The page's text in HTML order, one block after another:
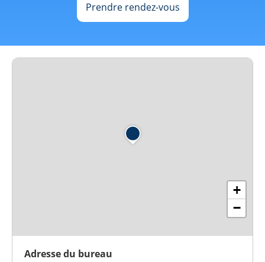
Prendre rendez-vous
+
−
Adresse du bureau